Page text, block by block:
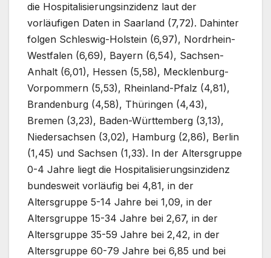
die Hospitalisierungsinzidenz laut der
vorläufigen Daten in Saarland (7,72). Dahinter
folgen Schleswig-Holstein (6,97), Nordrhein-
Westfalen (6,69), Bayern (6,54), Sachsen-
Anhalt (6,01), Hessen (5,58), Mecklenburg-
Vorpommern (5,53), Rheinland-Pfalz (4,81),
Brandenburg (4,58), Thüringen (4,43),
Bremen (3,23), Baden-Württemberg (3,13),
Niedersachsen (3,02), Hamburg (2,86), Berlin
(1,45) und Sachsen (1,33). In der Altersgruppe
0-4 Jahre liegt die Hospitalisierungsinzidenz
bundesweit vorläufig bei 4,81, in der
Altersgruppe 5-14 Jahre bei 1,09, in der
Altersgruppe 15-34 Jahre bei 2,67, in der
Altersgruppe 35-59 Jahre bei 2,42, in der
Altersgruppe 60-79 Jahre bei 6,85 und bei